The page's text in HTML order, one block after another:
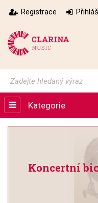
Registrace
Kategorie
Koncertní